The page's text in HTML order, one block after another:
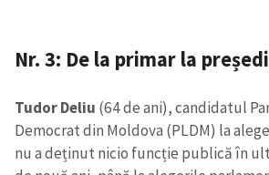
Nr. 3: De la primar la
Tudor Deliu (64 de ani), candidatul
Democrat din Moldova (PLDM) la
nu a deținut nicio funcție publică în
Link media
+ Link media
Mesajul știrei
+ Mesajul știrei